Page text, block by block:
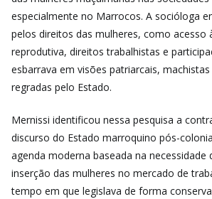
especialmente no Marrocos. A socióloga
pelos direitos das mulheres, como acesso
reprodutiva, direitos trabalhistas e
esbarrava em visões patriarcais,
regradas pelo Estado.
Mernissi identificou nessa pesquisa a
discurso do Estado marroquino pós-
agenda moderna baseada na necessidade
inserção das mulheres no mercado de
tempo em que legislava de forma